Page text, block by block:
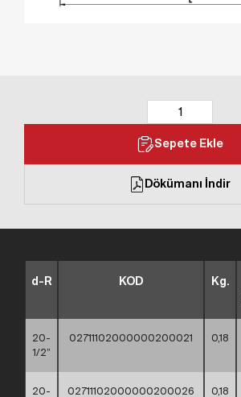
Sepete Ekle
Dökümanı İndir
d-R KOD Kg.
20-
1/2”
02711102000000200021 0,18
20-
02711102000000200026 0,18